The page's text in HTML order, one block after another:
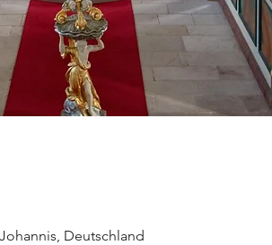
Deutschland